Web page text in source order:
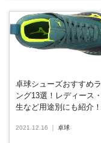
卓球シューズおすすめ
ング13選！レディース
生など用途別にも紹介！
2021.12.16 卓球